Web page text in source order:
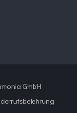
GmbH